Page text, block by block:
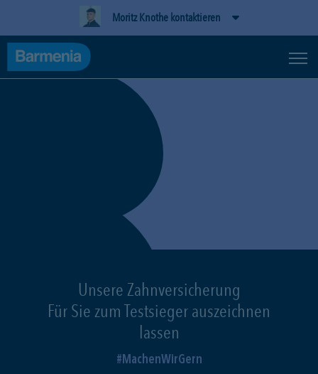
Moritz Knothe kontaktieren
Unsere Zahnversicherung
Für Sie zum Testsieger auszeichnen
lassen
MachenWirGern